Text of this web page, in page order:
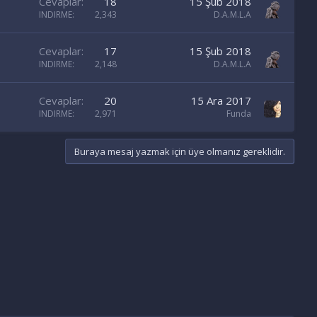
INDIRME 2,343 D.A.M.L.A
Cevaplar 17
INDIRME 2,148
15 Şub 2018
D.A.M.L.A
Cevaplar 20
INDIRME 2,971
15 Ara 2017
Funda
Buraya mesaj yazmak için üye olmanız gereklidir.